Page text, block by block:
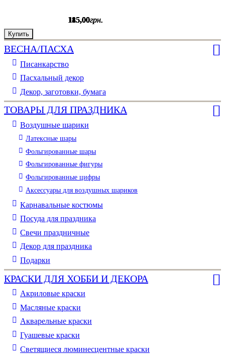
185,00грн.
Купить
185,00грн.
Купить
115,00грн.
Купить
115,00грн.
Купить
115,00грн.
Купить
ВЕСНА/ПАСХА
Писанкарство
Пасхальный декор
Декор, заготовки, бумага
ТОВАРЫ ДЛЯ ПРАЗДНИКА
Воздушные шарики
Латексные шары
Фольгированные шары
Фольгированные фигуры
Фольгированные цифры
Аксессуары для воздушных шариков
Карнавальные костюмы
Посуда для праздника
Свечи праздничные
Декор для праздника
Подарки
КРАСКИ ДЛЯ ХОББИ И ДЕКОРА
Акриловые краски
Масляные краски
Акварельные краски
Гуашевые краски
Светящиеся люминесцентные краски